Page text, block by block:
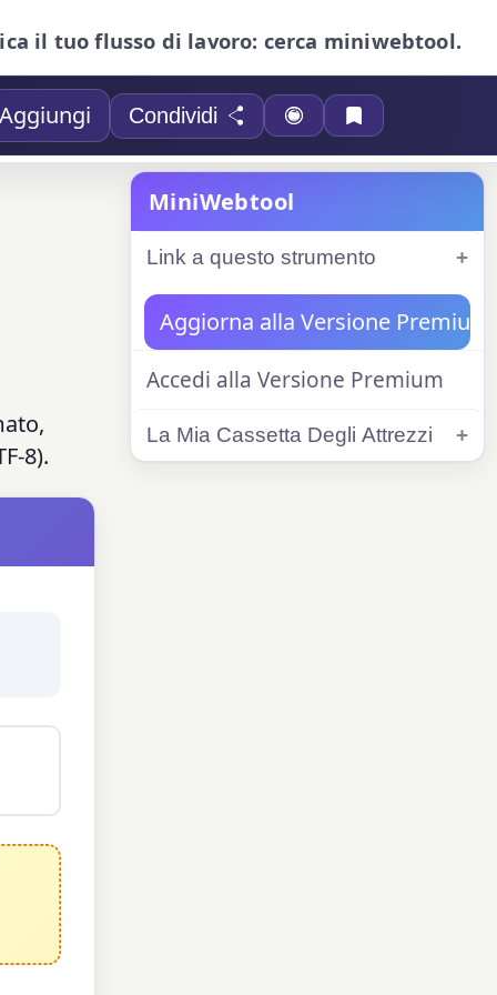
il tuo flusso di lavoro: cerca miniwebtool.
Aggiungi Condividi
8).
MiniWebtool
Link a questo strumento
Aggiorna alla Versione Premium
Accedi alla Versione Premium
La Mia Cassetta Degli Attrezzi